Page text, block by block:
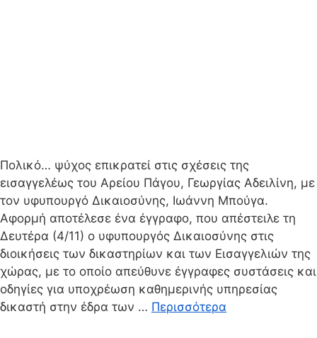
Πολικό… ψύχος επικρατεί στις σχέσεις της
εισαγγελέως του Αρείου Πάγου, Γεωργίας Αδειλίνη, με
τον υφυπουργό Δικαιοσύνης, Ιωάννη Μπούγα.
Αφορμή αποτέλεσε ένα έγγραφο, που απέστειλε τη
Δευτέρα (4/11) ο υφυπουργός Δικαιοσύνης στις
διοικήσεις των δικαστηρίων και των Εισαγγελιών της
χώρας, με το οποίο απεύθυνε έγγραφες συστάσεις και
οδηγίες για υποχρέωση καθημερινής υπηρεσίας
δικαστή στην έδρα των … Περισσότερα